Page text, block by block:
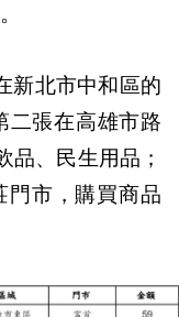
新北市中和區的
二張在高雄市路
品、民生用品；
門市，購買商品